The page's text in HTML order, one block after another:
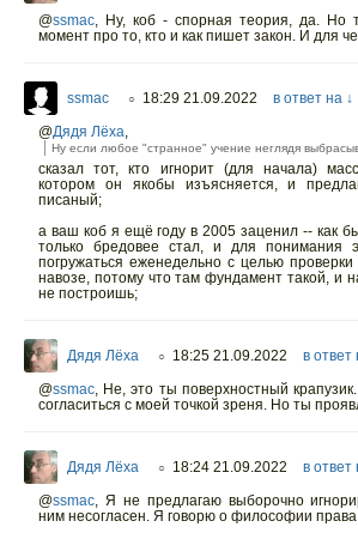
@ssmac
Ну, коб - спорная теория, да. Но
момент про то, кто и как пишет закон. И для
ssmac ○ 18:29 21.09.2022 в ответ на ↓
@Дядя Лёха
Ну если любое "странное" учение неглядя
сказал тот, кто игнорит (для начала)
котором он якобы изъясняется, и
писаный;
а ваш коб я ещё году в 2005 заценил -- как
только бредовее стал, и для понимания
погружаться еженедельно с целью
навозе, потому что там фундамент такой, и
не построишь;
Дядя Лёха ○ 18:25 21.09.2022 в ответ
@ssmac Не, это ты поверхностный
согласиться с моей точкой зреня. Но ты
Дядя Лёха ○ 18:24 21.09.2022 в ответ
@ssmac
Я не предлагаю выборочно
ним несогласен. Я говорю о философии